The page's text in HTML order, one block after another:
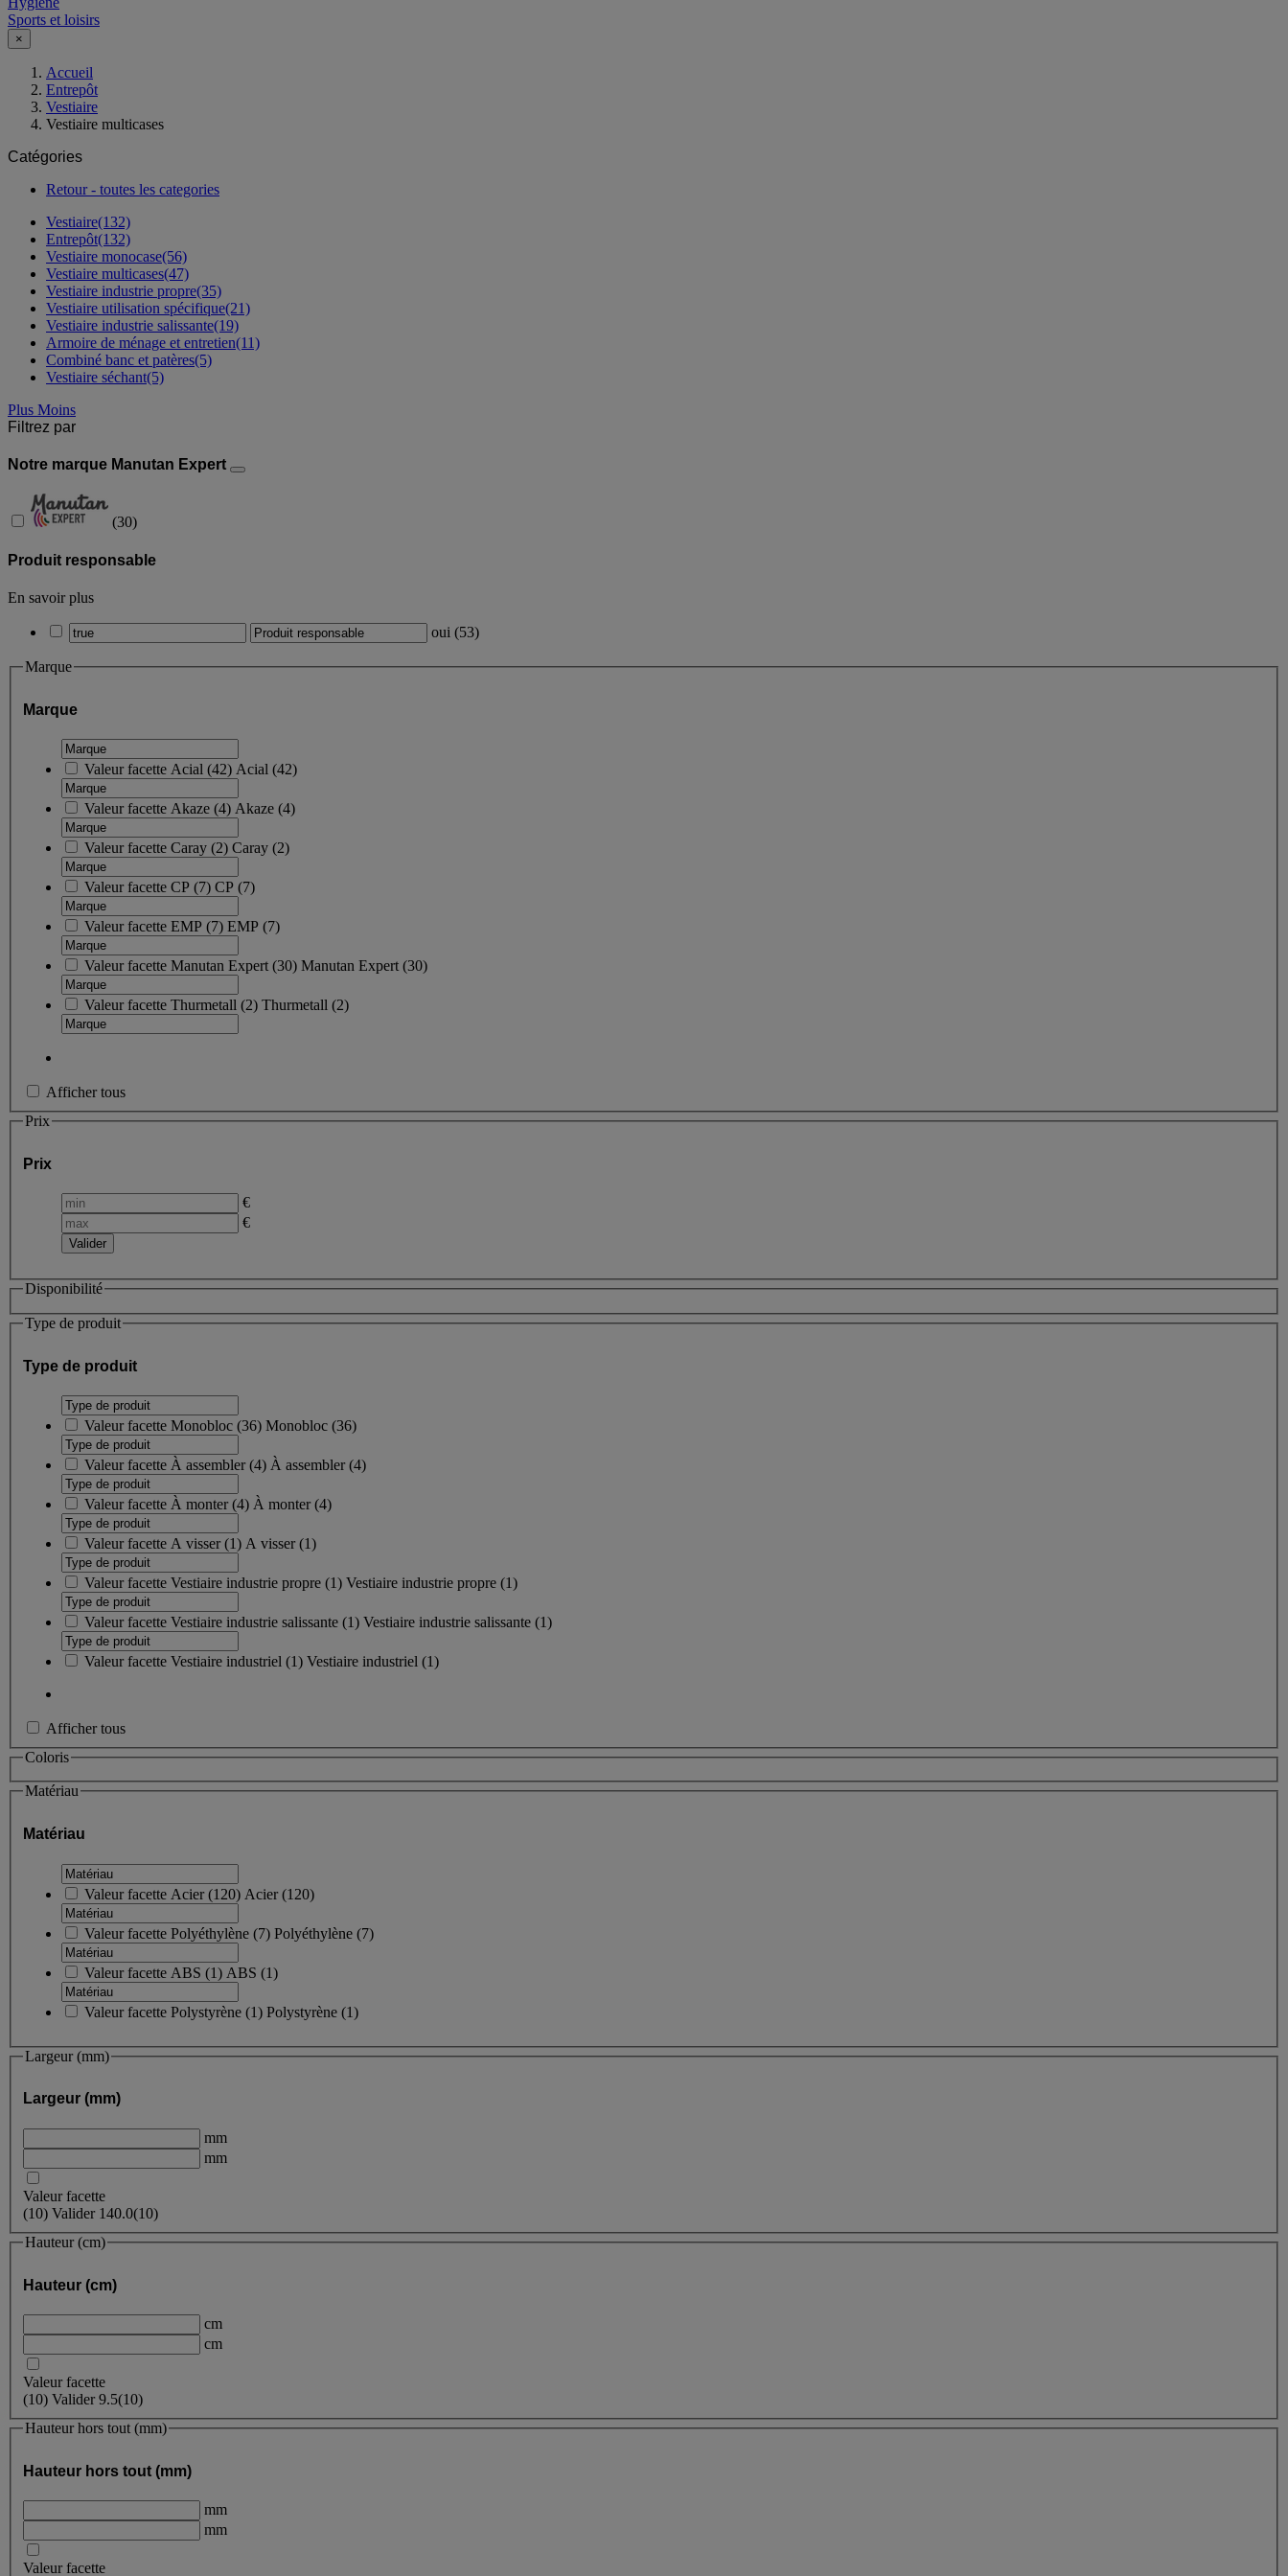
Sports et loisirs
×
Accueil
Entrepôt
Vestiaire
Vestiaire multicases
Catégories
Retour - toutes les categories
Vestiaire(132)
Entrepôt(132)
Vestiaire monocase(56)
Vestiaire multicases(47)
Vestiaire industrie propre(35)
Vestiaire utilisation spécifique(21)
Vestiaire industrie salissante(19)
Armoire de ménage et entretien(11)
Combiné banc et patères(5)
Vestiaire séchant(5)
Plus Moins
Filtrez par
Notre marque Manutan Expert
(30)
Produit responsable
En savoir plus
oui (53)
Marque
Marque
Valeur facette Acial (42) Acial (42)
Valeur facette Akaze (4) Akaze (4)
Valeur facette Caray (2) Caray (2)
Valeur facette CP (7) CP (7)
Valeur facette EMP (7) EMP (7)
Valeur facette Manutan Expert (30) Manutan Expert (30)
Valeur facette Thurmetall (2) Thurmetall (2)
Afficher tous
Prix
Prix
€
€
Disponibilité
Type de produit
Type de produit
Valeur facette Monobloc (36) Monobloc (36)
Valeur facette À assembler(4) À assembler(4)
Valeur facette À monter(4) À monter(4)
Valeur facette A visser(1) A visser(1)
Valeur facette Vestiaire industrie propre (1) Vestiaire industrie propre (1)
Valeur facette Vestiaire industrie salissante (1) Vestiaire industrie salissante (1)
Valeur facette Vestiaire industriel (1) Vestiaire industriel (1)
Afficher tous
Coloris
Matériau
Matériau
Valeur facette Acier(120) Acier(120)
Valeur facette Polyéthylène (7) Polyéthylène (7)
Valeur facette ABS (1) ABS (1)
Valeur facette Polystyrène (1) Polystyrène (1)
Largeur (mm)
Largeur (mm)
mm
mm
Valeur facette
(10) Valider 140.0(10)
Hauteur (cm)
Hauteur (cm)
cm
cm
Valeur facette
(10) Valider9.5(10)
Hauteur hors tout (mm)
Hauteur hors tout (mm)
mm
mm
Valeur facette